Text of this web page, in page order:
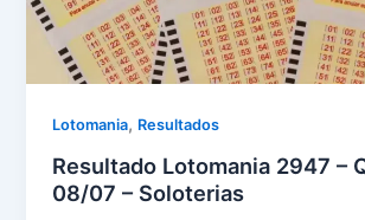
Lotomania, Resultados
Resultado Lotomania 2947 –
08/07 – Soloterias